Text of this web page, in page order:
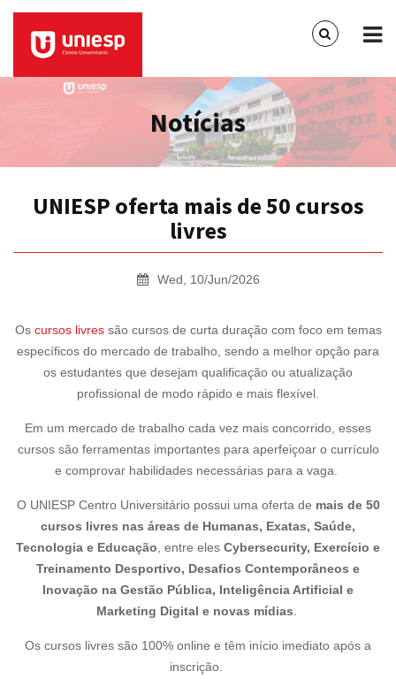
Notícias
UNIESP oferta mais de 50 cursos
livres
Wed, 10/Jun/2026
Os cursos livressão cursos de curta duração com foco em temas
específicos do mercado de trabalho, sendo a melhor opção para
os estudantes que desejam qualificação ou atualização
profissional de modo rápido e mais flexível.
Em um mercado de trabalho cada vez mais concorrido, esses
cursos são ferramentas importantes para aperfeiçoar o currículo
e comprovar habilidades necessárias para a vaga.
O UNIESP Centro Universitário possui uma oferta de mais de 50
cursos livres nas áreas de Humanas, Exatas, Saúde,
Tecnologia e Educação , entre eles Cybersecurity, Exercício e
Treinamento Desportivo, Desafios Contemporâneos e
Inovação na Gestão Pública, Inteligência Artificial e
Marketing Digital e novas mídias
Os cursos livres são 100% online e têm início imediato após a
inscrição.